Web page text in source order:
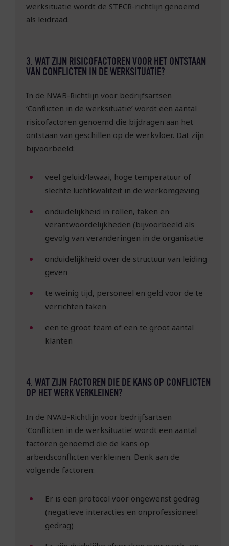
werksituatie wordt de STECR-richtlijn genoemd
als leidraad.
3. WAT ZIJN RISICOFACTOREN VOOR HET ONTSTAAN
VAN CONFLICTEN IN DE WERKSITUATIE?
In de NVAB-Richtlijn voor bedrijfsartsen
‘Conflicten in de werksituatie’ wordt een aantal
risicofactoren genoemd die bijdragen aan het
ontstaan van geschillen op de werkvloer. Dat zijn
bijvoorbeeld:
veel geluid/lawaai, hoge temperatuur of
slechte luchtkwaliteit in de werkomgeving
onduidelijkheid in rollen, taken en
verantwoordelijkheden (bijvoorbeeld als
gevolg van veranderingen in de organisatie
onduidelijkheid over de structuur van leiding
geven
te weinig tijd, personeel en geld voor de te
verrichten taken
een te groot team of een te groot aantal
klanten
4. WAT ZIJN FACTOREN DIE DE KANS OP CONFLICTEN
OP HET WERK VERKLEINEN?
In de NVAB-Richtlijn voor bedrijfsartsen
‘Conflicten in de werksituatie’ wordt een aantal
factoren genoemd die de kans op
arbeidsconflicten verkleinen. Denk aan de
volgende factoren:
Er is een protocol voor ongewenst gedrag
(negatieve interacties en onprofessioneel
gedrag)